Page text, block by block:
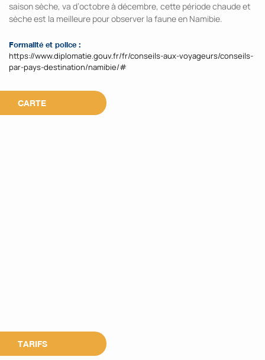
saison sèche, va d’octobre à décembre, cette période chaude et
sèche est la meilleure pour observer la faune en Namibie.
Formalité et police :
https://www.diplomatie.gouv.fr/fr/conseils-aux-voyageurs/conseils-
par-pays-destination/namibie/#
CARTE
TARIFS